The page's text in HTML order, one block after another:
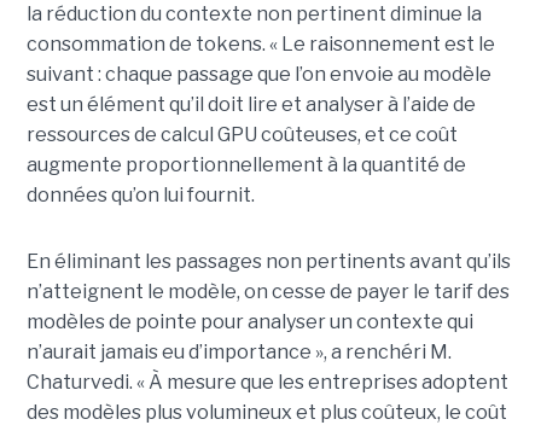
la réduction du contexte non pertinent diminue la
consommation de tokens. « Le raisonnement est le
suivant : chaque passage que l’on envoie au modèle
est un élément qu’il doit lire et analyser à l’aide de
ressources de calcul GPU coûteuses, et ce coût
augmente proportionnellement à la quantité de
données qu’on lui fournit.
En éliminant les passages non pertinents avant qu’ils
n’atteignent le modèle, on cesse de payer le tarif des
modèles de pointe pour analyser un contexte qui
n’aurait jamais eu d’importance », a renchéri M.
Chaturvedi. « À mesure que les entreprises adoptent
des modèles plus volumineux et plus coûteux, le coût